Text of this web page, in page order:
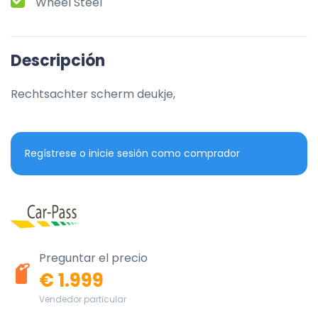
Descripción
Rechtsachter scherm deukje,
Regístrese o inicie sesión como comprador
Preguntar el precio
€ 1.999
Vendedor particular